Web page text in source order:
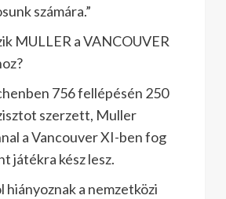
számára.”
MULLER a VANCOUVER
756 fellépésén 250
szerzett, Muller
a Vancouver XI-ben fog
játékra kész lesz.
hiányoznak a nemzetközi